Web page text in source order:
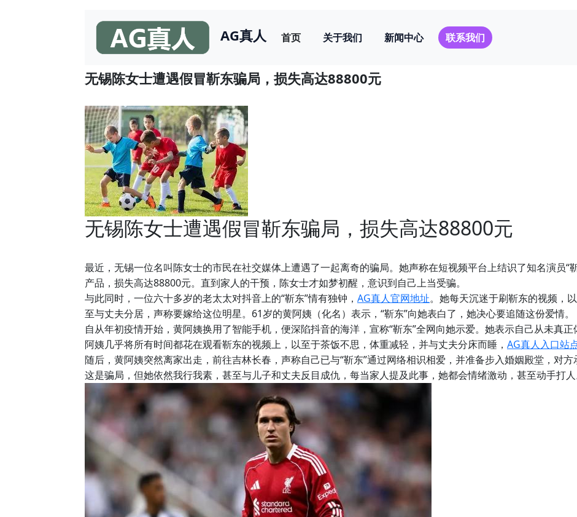
AG真人 首页 关于我们 新闻中心 联系我们
无锡陈女士遭遇假冒靳东骗局，损失高达88800元
无锡陈女士遭遇假冒靳东骗局，损失高达88800元
最近，无锡一位名叫陈女士的市民在社交媒体上遭遇了一起离奇的骗局。她声称在短视频平台上结识了知名演员“
产品，损失高达88800元。直到家人的干预，陈女士才如梦初醒，意识到自己上当受骗。
与此同时，一位六十多岁的老太太对抖音上的“靳东”情有独钟， AG真人官网地址。她每天沉迷于刷靳东的视频，
至与丈夫分居，声称要嫁给这位明星。61岁的黄阿姨（化名）表示，“靳东”向她表白了，她决心要追随这份爱情。
自从年初疫情开始，黄阿姨换用了智能手机，便深陷抖音的海洋，宣称“靳东”全网向她示爱。她表示自己从未真
阿姨几乎将所有时间都花在观看靳东的视频上，以至于茶饭不思，体重减轻，并与丈夫分床而睡， AG真人入口站
随后，黄阿姨突然离家出走，前往吉林长春，声称自己已与“靳东”通过网络相识相爱，并准备步入婚姻殿堂，对
这是骗局，但她依然我行我素，甚至与儿子和丈夫反目成仇，每当家人提及此事，她都会情绪激动，甚至动手打人